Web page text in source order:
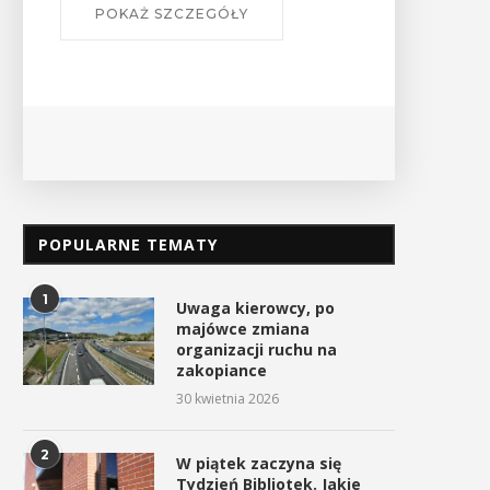
POKAŻ SZCZEGÓŁY
POPULARNE TEMATY
1
Uwaga kierowcy, po
majówce zmiana
organizacji ruchu na
zakopiance
30 kwietnia 2026
2
W piątek zaczyna się
Tydzień Bibliotek. Jakie